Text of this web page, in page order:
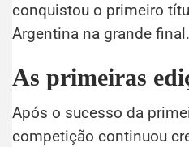
conquistou o primeiro
Argentina na grande final.
As primeiras
Após o sucesso da
competição continuou